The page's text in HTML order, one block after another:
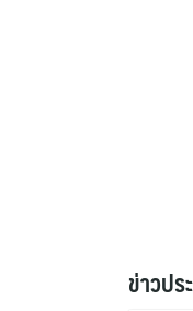
ข่าวป